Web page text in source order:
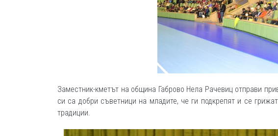
Заместник-кметът на община Габрово Нела Рачевиц отправи
си са добри съветници на младите, че ги подкрепят и се
традиции.